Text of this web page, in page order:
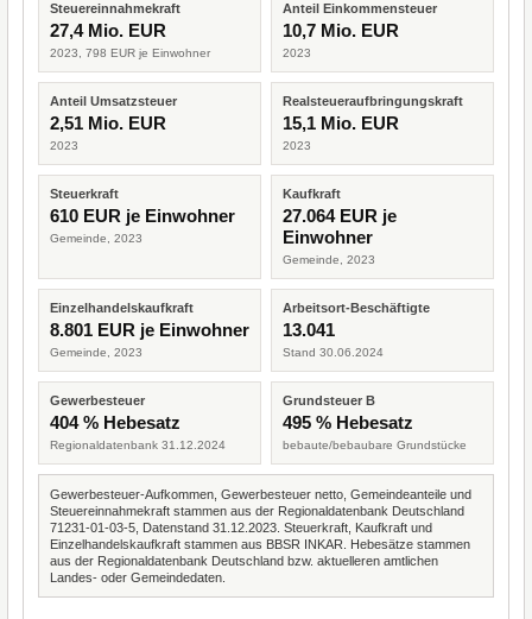
Steuereinnahmekraft
27,4 Mio. EUR
2023, 798 EUR je Einwohner
Anteil Einkommensteuer
10,7 Mio. EUR
2023
Anteil Umsatzsteuer
2,51 Mio. EUR
2023
Realsteueraufbringungskraft
15,1 Mio. EUR
2023
Steuerkraft
610 EUR je Einwohner
Gemeinde, 2023
Kaufkraft
27.064 EUR je
Einwohner
Gemeinde, 2023
Einzelhandelskaufkraft
8.801 EUR je Einwohner
Gemeinde, 2023
Arbeitsort-Beschäftigte
13.041
Stand 30.06.2024
Gewerbesteuer
404 % Hebesatz
Regionaldatenbank 31.12.2024
Grundsteuer B
495 % Hebesatz
bebaute/bebaubare Grundstücke
Gewerbesteuer-Aufkommen, Gewerbesteuer netto, Gemeindeanteile und
Steuereinnahmekraft stammen aus der Regionaldatenbank Deutschland
71231-01-03-5, Datenstand 31.12.2023. Steuerkraft, Kaufkraft und
Einzelhandelskaufkraft stammen aus BBSR INKAR. Hebesätze stammen
aus der Regionaldatenbank Deutschland bzw. aktuelleren amtlichen
Landes- oder Gemeindedaten.